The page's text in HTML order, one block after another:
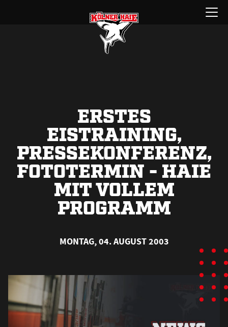
Menü
öffnen
ERSTES
EISTRAINING,
PRESSEKONFERENZ,
FOTOTERMIN - HAIE
MIT VOLLEM
PROGRAMM
MONTAG, 04. AUGUST 2003